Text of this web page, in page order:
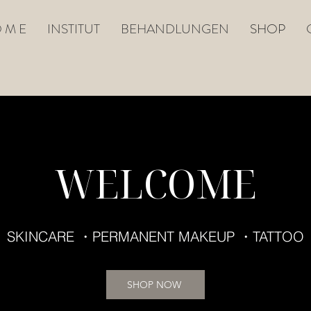
M E INSTITUT BEHANDLUNGEN SHOP
WELCOME
SKINCARE ・PERMANENT MAKEUP ・TATTOO
SHOP NOW